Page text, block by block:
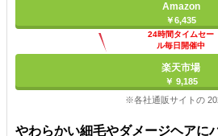
Amazon
￥6,435
24時間タイムセー
ル毎日開催中
楽天市場
￥ 9,185
※各社通販サイトの
やわらかい細毛やダメージヘアに